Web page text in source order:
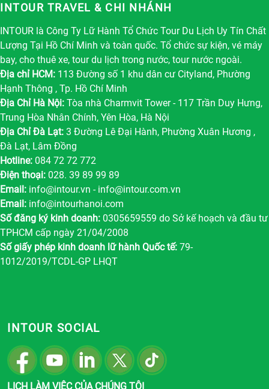
INTOUR TRAVEL & CHI NHÁNH
INTOUR là Công Ty Lữ Hành Tổ Chức Tour Du Lịch Uy Tín Chất
Lượng Tại Hồ Chí Minh và toàn quốc. Tổ chức sự kiện, vé máy
bay, cho thuê xe, tour du lịch trong nước, tour nước ngoài.
Địa chỉ HCM: 113 Đường số 1 khu dân cư Cityland, Phường
Hạnh Thông , Tp. Hồ Chí Minh
Địa Chỉ Hà Nội: Tòa nhà Charmvit Tower - 117 Trần Duy Hưng,
Trung Hòa Nhân Chính, Yên Hòa, Hà Nội
Địa Chỉ Đà Lạt: 3 Đường Lê Đại Hành, Phường Xuân Hương ,
Đà Lạt, Lâm Đồng
Hotline: 084 72 72 772
Điện thoại: 028. 39 89 99 89
Email: info@intour.vn - info@intour.com.vn
Email: info@intourhanoi.com
Số đăng ký kinh doanh: 0305659559 do Sở kế hoạch và đầu tư
TPHCM cấp ngày 21/04/2008
Số giấy phép kinh doanh lữ hành Quốc tế: 79-
1012/2019/TCDL-GP LHQT
INTOUR SOCIAL
LỊCH LÀM VIỆC CỦA CHÚNG TÔI